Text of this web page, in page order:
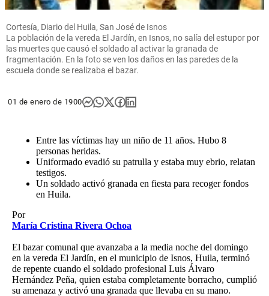
Cortesía, Diario del Huila, San José de Isnos
La población de la vereda El Jardín, en Isnos, no salía del estupor por
las muertes que causó el soldado al activar la granada de
fragmentación. En la foto se ven los daños en las paredes de la
escuela donde se realizaba el bazar.
01 de enero de 1900
Entre las víctimas hay un niño de 11 años. Hubo 8
personas heridas.
Uniformado evadió su patrulla y estaba muy ebrio, relatan
testigos.
Un soldado activó granada en fiesta para recoger fondos
en Huila.
Por
María Cristina Rivera Ochoa
El bazar comunal que avanzaba a la media noche del domingo
en la vereda El Jardín, en el municipio de Isnos, Huila, terminó
de repente cuando el soldado profesional Luis Álvaro
Hernández Peña, quien estaba completamente borracho, cumplió
su amenaza y activó una granada que llevaba en su mano.